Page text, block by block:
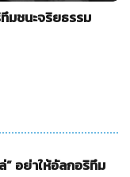
มชนะจริยธรรม
” อย่าให้อัลกอริทึม